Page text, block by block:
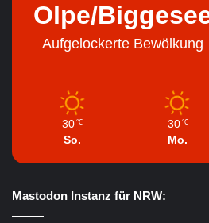
Olpe/
Aufgelockerte Bewölkung
30 ℃
So.
30 ℃
Mo.
Mastodon Instanz für NRW: